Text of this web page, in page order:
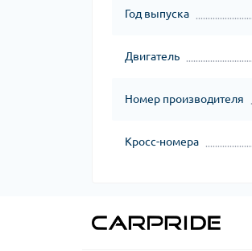
Год выпуска
Двигатель
Номер производителя
Кросс-номера